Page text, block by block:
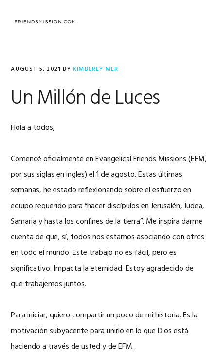
AUGUST 5, 2021 BYKIMBERLY MER
Un Millón de Luces
Hola a todos,
Comencé oficialmente en Evangelical Friends Missions (EFM,
por sus siglas en ingles) el 1 de agosto. Estas últimas
semanas, he estado reflexionando sobre el esfuerzo en
equipo requerido para “hacer discípulos en Jerusalén, Judea,
Samaria y hasta los confines de la tierra”. Me inspira darme
cuenta de que, sí, todos nos estamos asociando con otros
en todo el mundo. Este trabajo no es fácil, pero es
significativo. Impacta la eternidad. Estoy agradecido de
que trabajemos juntos.
Para iniciar, quiero compartir un poco de mi historia. Es la
motivación subyacente para unirlo en lo que Dios está
haciendo a través de usted y de EFM.